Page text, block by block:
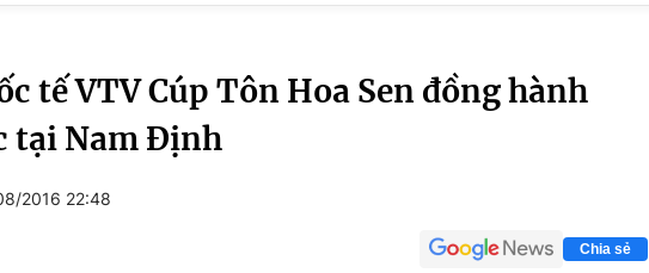
Điện tử
tế VTV Cúp Tôn Hoa Sen đồng hành
tại Nam Định
2016 22:48
Chia sẻ